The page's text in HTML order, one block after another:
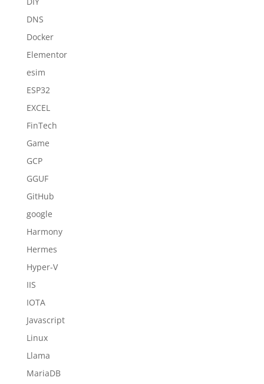
DNS
Docker
Elementor
esim
ESP32
EXCEL
FinTech
Game
GCP
GGUF
GitHub
google
Harmony
Hermes
Hyper-V
IIS
IOTA
Javascript
Linux
Llama
MariaDB